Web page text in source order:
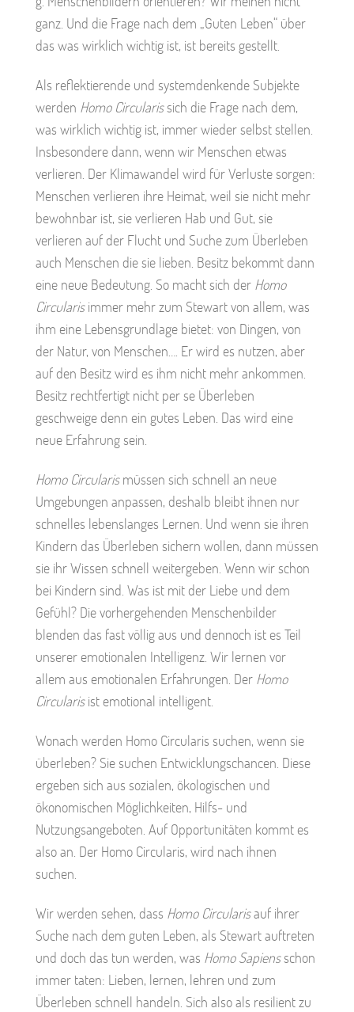
ganz. Und die Frage nach dem „Guten Leben“ über
das was wirklich wichtig ist, ist bereits gestellt.
Als reflektierende und systemdenkende Subjekte
werden Homo Circularissich die Frage nach dem,
was wirklich wichtig ist, immer wieder selbst stellen.
Insbesondere dann, wenn wir Menschen etwas
verlieren. Der Klimawandel wird für Verluste sorgen:
Menschen verlieren ihre Heimat, weil sie nicht mehr
bewohnbar ist, sie verlieren Hab und Gut, sie
verlieren auf der Flucht und Suche zum Überleben
auch Menschen die sie lieben. Besitz bekommt dann
eine neue Bedeutung. So macht sich der Homo
Circularisimmer mehr zum Stewart von allem, was
ihm eine Lebensgrundlage bietet: von Dingen, von
der Natur, von Menschen…. Er wird es nutzen, aber
auf den Besitz wird es ihm nicht mehr ankommen.
Besitz rechtfertigt nicht per se Überleben
geschweige denn ein gutes Leben. Das wird eine
neue Erfahrung sein.
Homo Circularismüssen sich schnell an neue
Umgebungen anpassen, deshalb bleibt ihnen nur
schnelles lebenslanges Lernen. Und wenn sie ihren
Kindern das Überleben sichern wollen, dann müssen
sie ihr Wissen schnell weitergeben. Wenn wir schon
bei Kindern sind. Was ist mit der Liebe und dem
Gefühl? Die vorhergehenden Menschenbilder
blenden das fast völlig aus und dennoch ist es Teil
unserer emotionalen Intelligenz. Wir lernen vor
allem aus emotionalen Erfahrungen. Der Homo
Circularisist emotional intelligent.
Wonach werden Homo Circularis suchen, wenn sie
überleben? Sie suchen Entwicklungschancen. Diese
ergeben sich aus sozialen, ökologischen und
ökonomischen Möglichkeiten, Hilfs- und
Nutzungsangeboten. Auf Opportunitäten kommt es
also an. Der Homo Circularis, wird nach ihnen
suchen.
Wir werden sehen, dass Homo Circularisauf ihrer
Suche nach dem guten Leben, als Stewart auftreten
und doch das tun werden, was Homo Sapiensschon
immer taten: Lieben, lernen, lehren und zum
Überleben schnell handeln. Sich also als resilient zu